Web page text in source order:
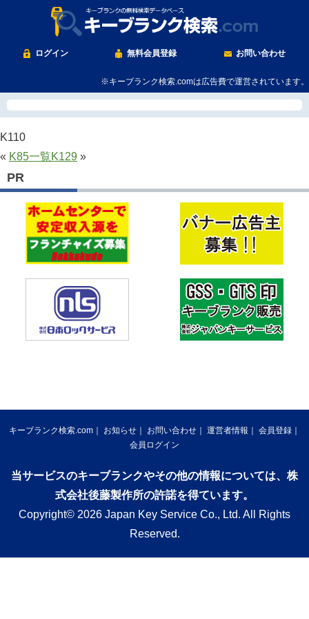
ログイン 無料会員登録 お問い合わせ
※キーブランク検索.comは広告費で運営されています。
K110
« K85一覧K129 »
PR
キーブランク検索.com お知らせ お問い合わせ 運営者情報
会員登録
会員ログイン
当サービスのキーブランクやその他の情報については、株
式会社後藤製作所の許諾を得ています。
Copyright© 2026 Japan Key Service Co., Ltd. All Rights
Reserved.